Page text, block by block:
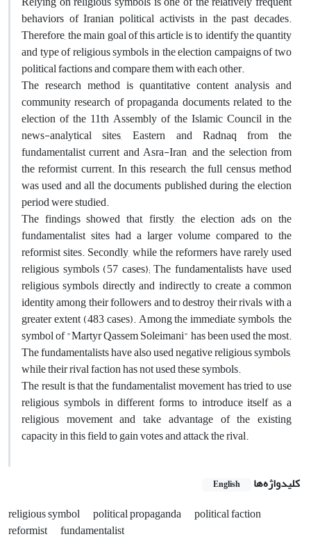
behaviors of Iranian political activists in the past decades.
Therefore, the main goal of this article is to identify the quantity
and type of religious symbols in the election campaigns of two
political factions and compare them with each other.
The research method is quantitative content analysis and
community research of propaganda documents related to the
election of the 11th Assembly of the Islamic Council in the
news-analytical sites, Eastern and Radnaq from the
fundamentalist current and Asra-Iran, and the selection from
the reformist current. In this research, the full census method
was used and all the documents published during the election
period were studied.
The findings showed that, firstly, the election ads on the
fundamentalist sites had a larger volume compared to the
reformist sites. Secondly, while the reformers have rarely used
religious symbols (57 cases); The fundamentalists have used
religious symbols directly and indirectly to create a common
identity among their followers and to destroy their rivals with a
greater extent (483 cases). Among the immediate symbols, the
symbol of "Martyr Qassem Soleimani" has been used the most.
The fundamentalists have also used negative religious symbols,
while their rival faction has not used these symbols.
The result is that the fundamentalist movement has tried to use
religious symbols in different forms to introduce itself as a
religious movement and take advantage of the existing
capacity in this field to gain votes and attack the rival.
کلیدواژه‌ها English
religious symbol political propaganda
political faction
reformist fundamentalist